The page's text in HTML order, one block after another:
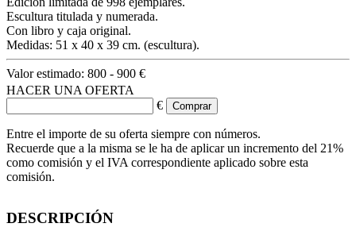
Escultura titulada y numerada.
Con libro y caja original.
Medidas: 51 x 40 x 39 cm. (escultura).
Valor estimado: 800 - 900 €
HACER UNA OFERTA
€
Entre el importe de su oferta siempre con números.
Recuerde que a la misma se le ha de aplicar un incremento del 21%
como comisión y el IVA correspondiente aplicado sobre esta
comisión.
DESCRIPCIÓN